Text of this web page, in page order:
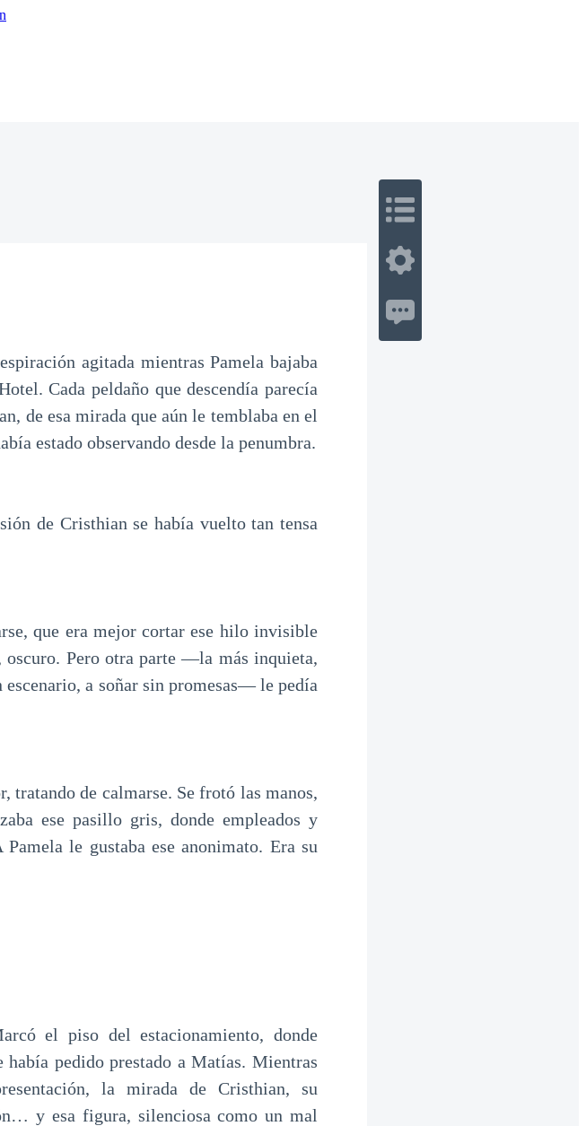
agitada mientras Pamela bajaba
Cada peldaño que descendía parecía
de esa mirada que aún le temblaba en el
estado observando desde la penumbra.
de Cristhian se había vuelto tan tensa
que era mejor cortar ese hilo invisible
oscuro. Pero otra parte —la más inquieta,
a soñar sin promesas— le pedía
tratando de calmarse. Se frotó las manos,
ese pasillo gris, donde empleados y
le gustaba ese anonimato. Era su
el piso del estacionamiento, donde
había pedido prestado a Matías. Mientras
la mirada de Cristhian, su
y esa figura, silenciosa como un mal